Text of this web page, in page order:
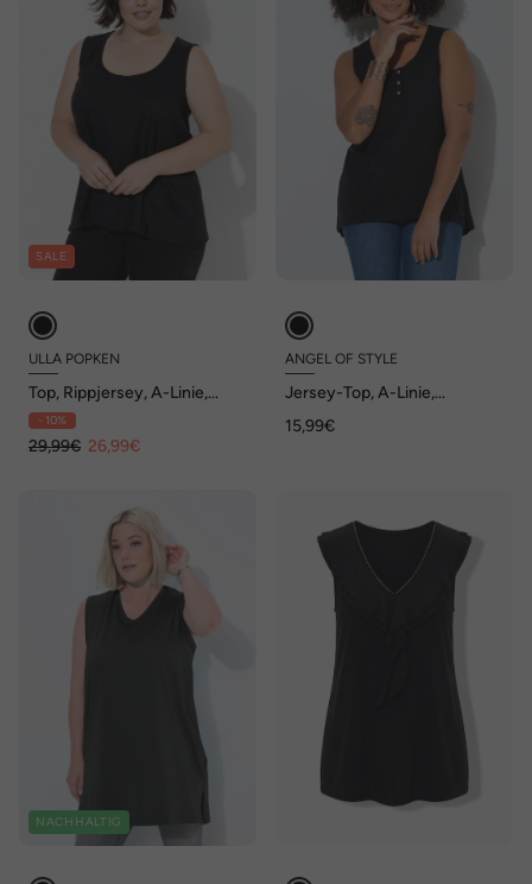
SALE
ULLA POPKEN
Top, Rippjersey, A-Linie,
Rundhals, ärmellos
- 10%
29,99€ 26,99€
ANGEL OF STYLE
Jersey-Top, A-Linie,
15,99€
NACHHALTIG